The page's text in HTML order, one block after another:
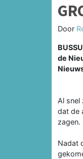
Door
de
Al snel
dat de
zagen.
Nadat